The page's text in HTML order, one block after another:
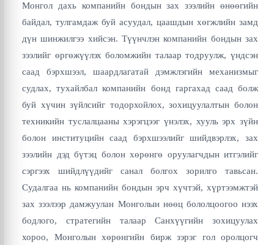
Монгол дахь компанийн бондын зах зээлийн өнөөгийн
байдал, тулгамдаж буй асуудал, цаашдын хөгжлийн замд
дүн шинжилгээ хийсэн. Түүнчлэн компанийн бондын зах
зээлийг өргөжүүлэх боломжийн талаар тодруулж, үндсэн
саад бэрхшээл, шаардлагатай дэмжлэгийн механизмыг
судлах, тухайлбал компанийн бонд гаргахад саад болж
буй хүчин зүйлсийг тодорхойлох, зохицуулалтын болон
техникийн туслалцааны хэрэгцээг үнэлэх, хууль эрх зүйн
болон институцийн саад бэрхшээлийг шийдвэрлэх, зах
зээлийн дэд бүтэц болон хөрөнгө оруулагчдын итгэлийг
сэргээх шийдлүүдийг санал болгох зорилго тавьсан.
Судалгаа нь компанийн бондын эрч хүчтэй, хүртээмжтэй
зах зээлээр дамжуулан Монголын нөөц бололцоогоо нээх
бодлого, стратегийн талаар Санхүүгийн зохицуулах
хороо, Монголын хөрөнгийн бирж зэрэг гол оролцогч